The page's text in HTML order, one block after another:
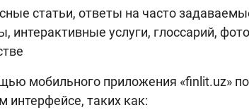
статьи, ответы на часто
интерактивные услуги, глоссарий,
мобильного приложения «finlit.uz»
интерфейсе, таких как: